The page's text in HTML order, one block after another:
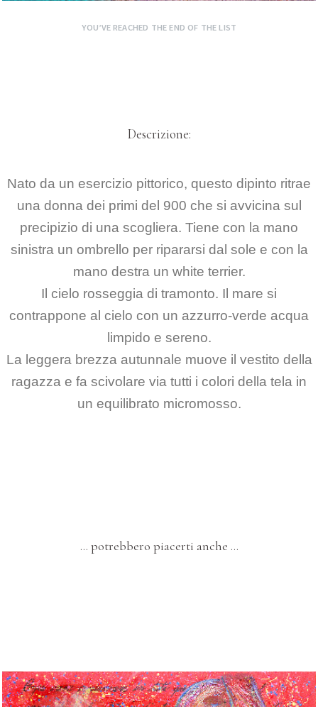
YOU’VE REACHED THE END OF THE LIST
Descrizione:
Nato da un esercizio pittorico, questo dipinto ritrae
una donna dei primi del 900 che si avvicina sul
precipizio di una scogliera. Tiene con la mano
sinistra un ombrello per ripararsi dal sole e con la
mano destra un white terrier.
Il cielo rosseggia di tramonto. Il mare si
contrappone al cielo con un azzurro-verde acqua
limpido e sereno.
La leggera brezza autunnale muove il vestito della
ragazza e fa scivolare via tutti i colori della tela in
un equilibrato micromosso.
… potrebbero piacerti anche …